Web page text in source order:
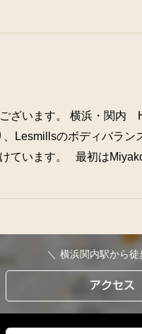
ございます。 横浜・関
のボディバラン
ています。 最初は
横浜関内駅から徒
アクセス